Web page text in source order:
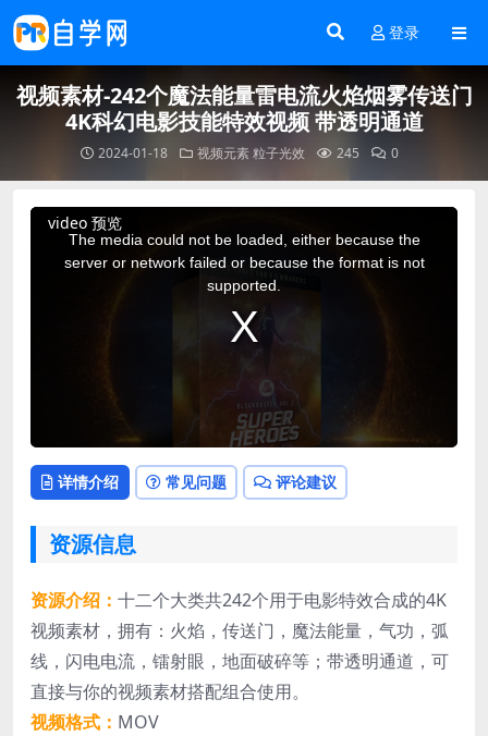
登录
视频素材-242个魔法能量雷电流火焰烟雾传送门
4K科幻电影技能特效视频 带透明通道
2024-01-18 视频元素粒子光效 245 0
video 预览
This
The media could not be loaded, either because the
server or network failed or because the format is not
supported.
详情介绍 常见问题 评论建议
资源信息
资源介绍： 十二个大类共242个用于电影特效合成的4K
视频素材，拥有：火焰，传送门，魔法能量，气功，弧
线，闪电电流，镭射眼，地面破碎等；带透明通道，可
直接与你的视频素材搭配组合使用。
视频格式： MOV